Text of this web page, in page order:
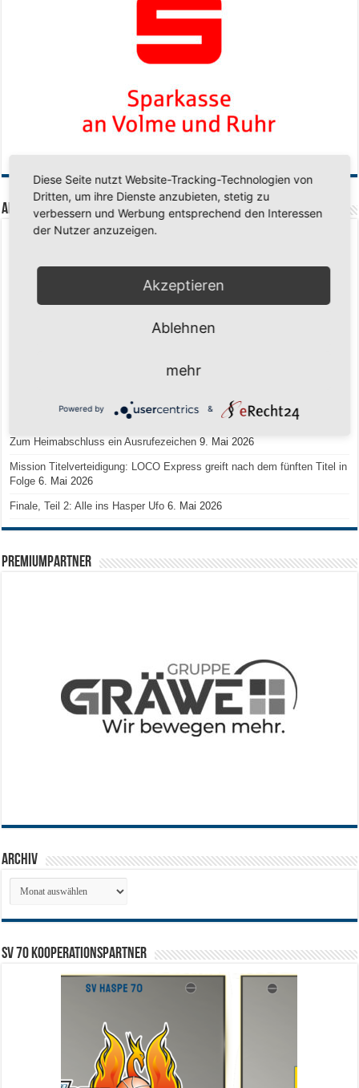
Aktuelle Beiträge
Senioren-Training in den Sommerferien – wir bleiben fit!
Team LOCO Germany wird Vize-Europameister 2026
Regionalliga-Meister SV Haspe 70 12. Mai 2026
Historischer Triumph in Langen: Ü45 krönt sich zum fünften Mal in Folge
zum Deutschen Meister 11. Mai 2026
Zum Heimabschluss ein Ausrufezeichen 9. Mai 2026
Mission Titelverteidigung: LOCO Express greift nach dem fünften Titel in
Folge 6. Mai 2026
Finale, Teil 2: Alle ins Hasper Ufo 6. Mai 2026
PREMIUMPARTNER
Archiv
Archiv
SV 70 Kooperationspartner
Diese Seite nutzt Website-Tracking-Technologien von
Dritten, um ihre Dienste anzubieten, stetig zu
verbessern und Werbung entsprechend den Interessen
der Nutzer anzuzeigen.
Akzeptieren
Ablehnen
mehr
Powered by &